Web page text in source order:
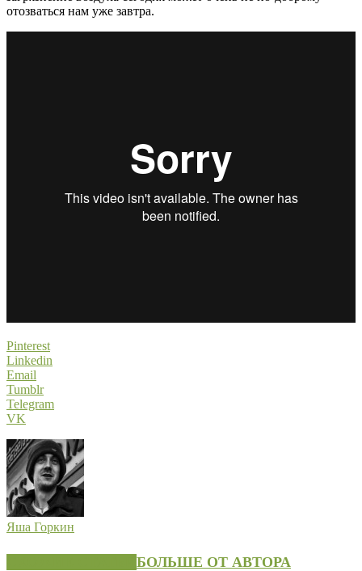
отозваться нам уже завтра.
Pinterest
Linkedin
Email
Tumblr
Telegram
VK
Яша Горкин
БОЛЬШЕ ОТ АВТОРА